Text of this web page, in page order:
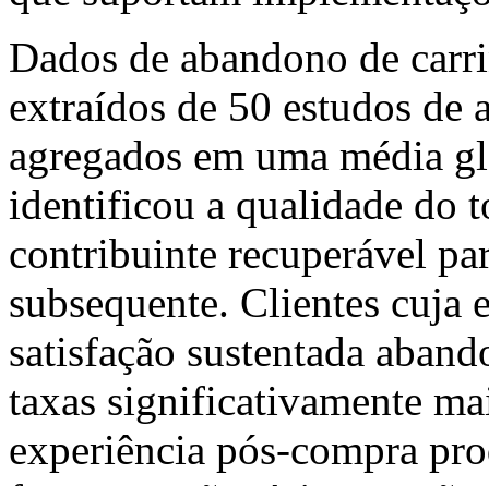
Dados de abandono de
extraídos de 50 estudos de
agregados em uma média
identificou a qualidade do
contribuinte recuperável
subsequente. Clientes
satisfação sustentada
taxas significativamente
experiência pós-compra